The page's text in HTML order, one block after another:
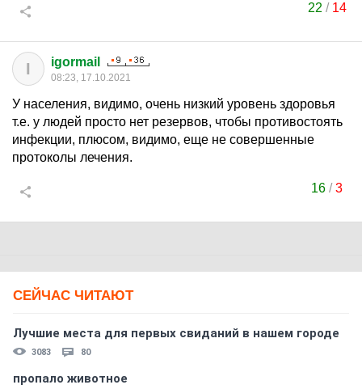
22 / 14
I igormail
08:23, 17.10.2021
У населения, видимо, очень низкий уровень здоровья
т.е. у людей просто нет резервов, чтобы противостоять
инфекции, плюсом, видимо, еще не совершенные
протоколы лечения.
16 /3
СЕЙЧАС ЧИТАЮТ
Лучшие места для первых свиданий в нашем городе
3083 80
пропало животное